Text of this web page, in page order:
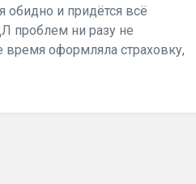
обидно и придётся всё
проблем ни разу не
время оформляла страховку,